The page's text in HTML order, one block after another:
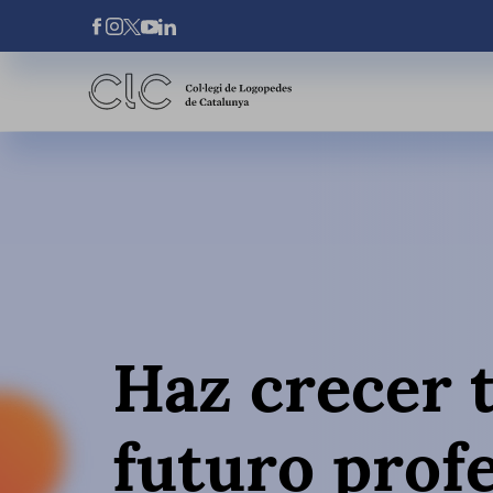
Pasar al contenido principal
Xarxes Socials
Haz crecer
futuro